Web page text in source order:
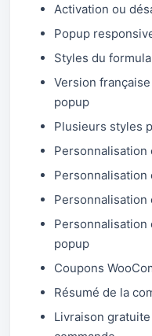
Activation ou
Popup
Styles du
Version
popup
Plusieurs styles
Personnalisation
Personnalisation
Personnalisation
Personnalisation
popup
Coupons
Résumé de la
Livraison